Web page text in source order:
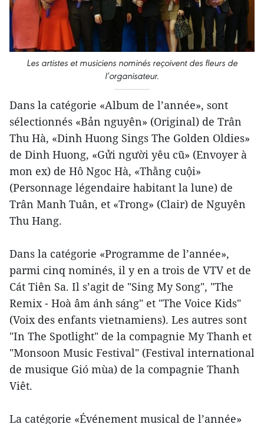
Les artistes et musiciens nominés reçoivent des fleurs de
l’organisateur.
Dans la catégorie «Album de l’année», sont
sélectionnés «Bản nguyên» (Original) de Trân
Thu Hà, «Dinh Huong Sings The Golden Oldies»
de Dinh Huong, «Gửi người yêu cũ» (Envoyer à
mon ex) de Hô Ngoc Hà, «Thằng cuội»
(Personnage légendaire habitant la lune) de
Trân Manh Tuân, et «Trong» (Clair) de Nguyên
Thu Hang.
Dans la catégorie «Programme de l’année»,
parmi cinq nominés, il y en a trois de VTV et de
Cát Tiên Sa. Il s’agit de "Sing My Song", "The
Remix - Hoà âm ánh sáng" et "The Voice Kids"
(Voix des enfants vietnamiens). Les autres sont
"In The Spotlight" de la compagnie My Thanh et
"Monsoon Music Festival" (Festival international
de musique Gió mùa) de la compagnie Thanh
Viêt.
La catégorie «Événement musical de l’année»